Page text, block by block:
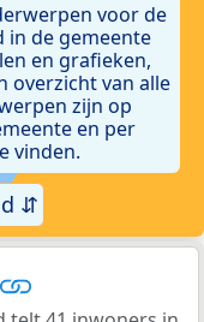
voor de
in de gemeente
en grafieken,
overzicht van alle
zijn op
en per
vinden.
⇵